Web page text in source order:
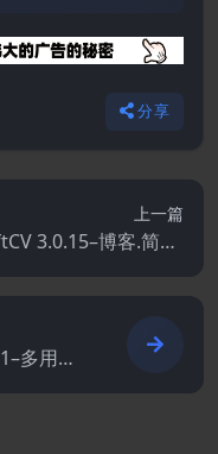
分享
上一篇
3.0.15–博客.简历.
品集WordPress主题
多用途